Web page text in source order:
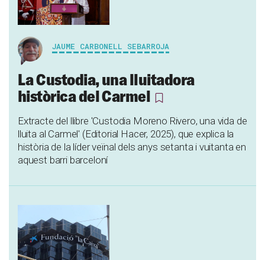
JAUME CARBONELL SEBARROJA
La Custodia, una lluitadora
històrica del Carmel
Extracte del llibre 'Custodia Moreno Rivero, una vida de
lluita al Carmel' (Editorial Hacer, 2025), que explica la
història de la líder veïnal dels anys setanta i vuitanta en
aquest barri barceloní